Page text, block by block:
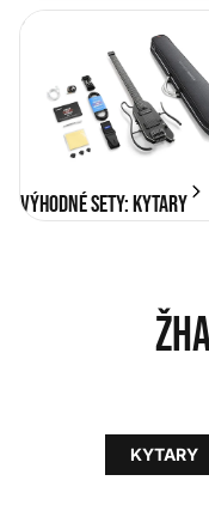
Výhodné sety: Kytary
Výhodné sety: Kytary
KYTARY